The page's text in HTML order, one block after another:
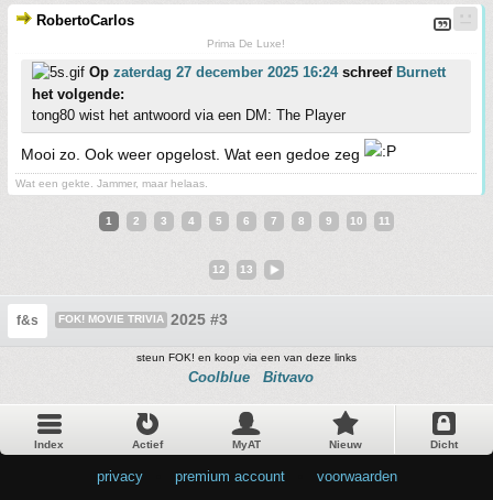
RobertoCarlos
Prima De Luxe!
Op zaterdag 27 december 2025 16:24schreef Burnett
het volgende:
tong80 wist het antwoord via een DM: The Player
Mooi zo. Ook weer opgelost. Wat een gedoe zeg
Wat een gekte. Jammer, maar helaas.
1 2 3 4 5 6 7 8 9 10 11
12 13
f&s FOK! MOVIE TRIVIA 2025 #3
steun FOK! en koop via een van deze links
Coolblue Bitvavo
Index Actief MyAT Nieuw Dicht
privacy premium account voorwaarden